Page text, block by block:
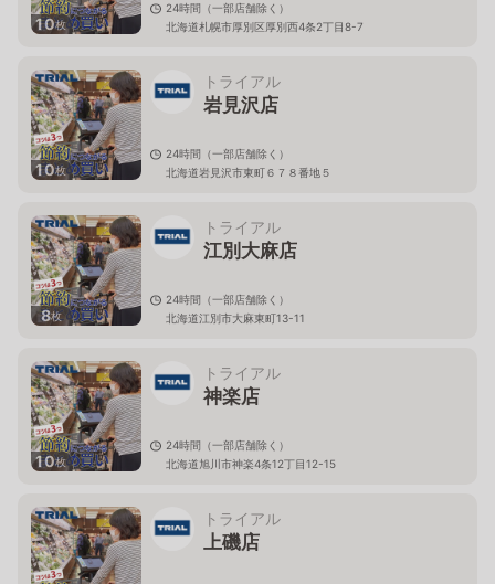
10枚
24時間（一部店舗除く）
北海道札幌市厚別区厚別西4条2丁目8-7
10枚
トライアル
岩見沢店
24時間（一部店舗除く）
北海道岩見沢市東町６７８番地５
8枚
トライアル
江別大麻店
24時間（一部店舗除く）
北海道江別市大麻東町13-11
10枚
トライアル
神楽店
24時間（一部店舗除く）
北海道旭川市神楽4条12丁目12-15
トライアル
上磯店